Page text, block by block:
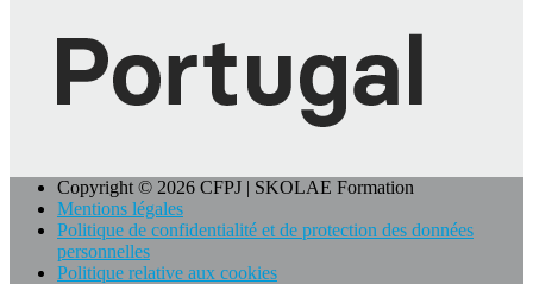
Copyright © 2026 CFPJ | SKOLAE Formation
Mentions légales
Politique de confidentialité et de protection des données
personnelles
Politique relative aux cookies